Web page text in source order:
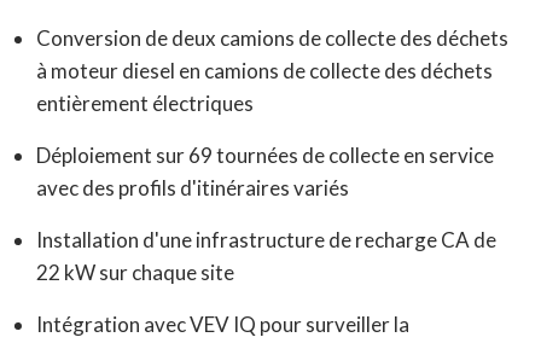
Conversion de deux camions de collecte des déchets
à moteur diesel en camions de collecte des déchets
entièrement électriques
Déploiement sur 69 tournées de collecte en service
avec des profils d'itinéraires variés
Installation d'une infrastructure de recharge CA de
22 kW sur chaque site
Intégration avec VEV IQ pour surveiller la